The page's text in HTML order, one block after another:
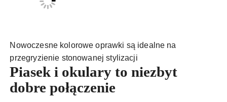
Nowoczesne kolorowe oprawki są idealne na
przegryzienie stonowanej stylizacji
Piasek i okulary to niezbyt
dobre połączenie